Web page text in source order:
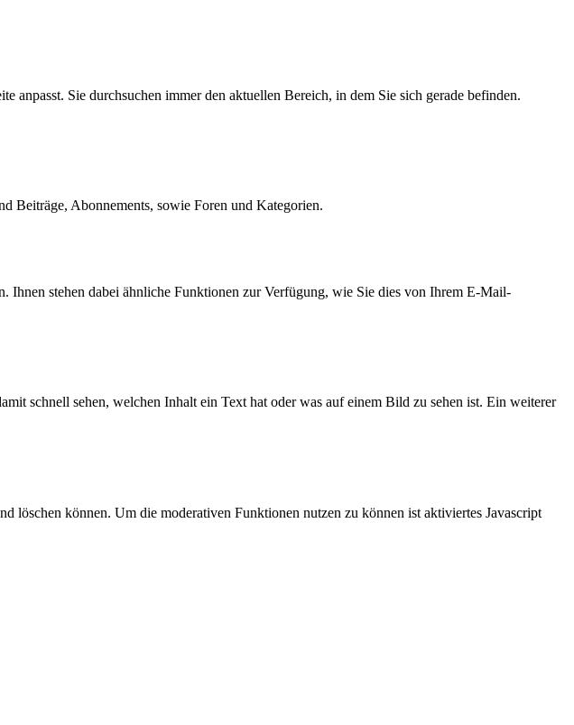
anpasst. Sie durchsuchen immer den aktuellen Bereich, in dem Sie sich gerade befinden.
Beiträge, Abonnements, sowie Foren und Kategorien.
Ihnen stehen dabei ähnliche Funktionen zur Verfügung, wie Sie dies von Ihrem E-Mail-
schnell sehen, welchen Inhalt ein Text hat oder was auf einem Bild zu sehen ist. Ein weiterer
löschen können. Um die moderativen Funktionen nutzen zu können ist aktiviertes Javascript